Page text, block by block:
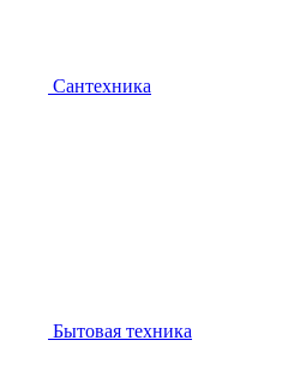
Сантехника
Бытовая техника